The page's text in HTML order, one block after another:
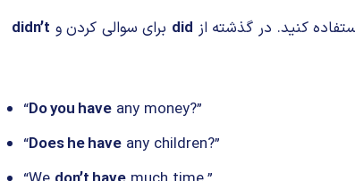
کنید. در گذشته از did برای سوالی کردن و didn’t
“Do you have any money?”
“Does he have any children?”